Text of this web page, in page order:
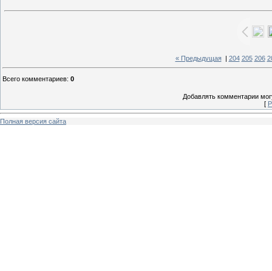
« Предыдущая| 204 205 206
Всего комментариев: 0
Добавлять комментарии
[
Полная версия сайта